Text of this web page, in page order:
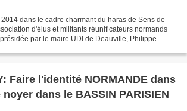
dans le cadre charmant du haras de Sens de
d'élus et militants réunificateurs normands
par le maire UDI de Deauville, Philippe
Faire l'identité NORMANDE dans
dans le BASSIN PARISIEN